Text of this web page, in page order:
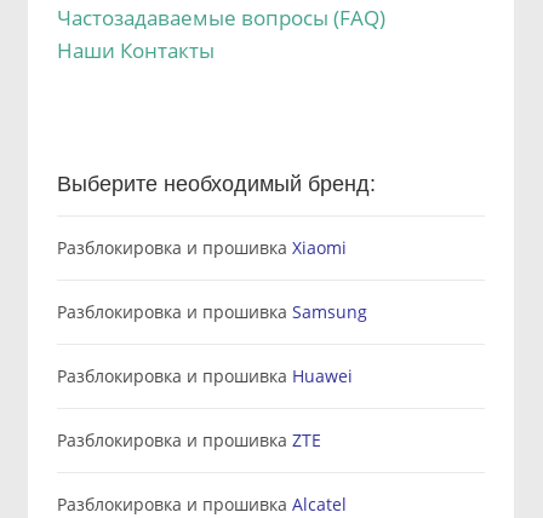
Частозадаваемые вопросы (FAQ)
Наши Контакты
Выберите необходимый бренд:
Разблокировка и прошивка Xiaomi
Разблокировка и прошивка Samsung
Разблокировка и прошивка Huawei
Разблокировка и прошивка ZTE
Разблокировка и прошивка Alcatel